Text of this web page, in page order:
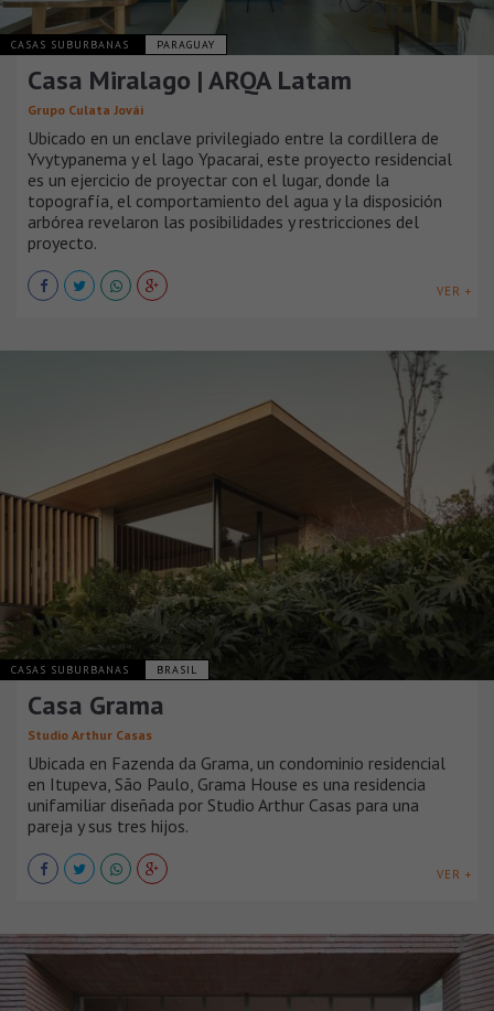
CASAS SUBURBANAS PARAGUAY
Casa Miralago | ARQA Latam
Grupo Culata Jovái
Ubicado en un enclave privilegiado entre la cordillera de
Yvytypanema y el lago Ypacarai, este proyecto residencial
es un ejercicio de proyectar con el lugar, donde la
topografía, el comportamiento del agua y la disposición
arbórea revelaron las posibilidades y restricciones del
proyecto.
VER +
CASAS SUBURBANAS BRASIL
Casa Grama
Studio Arthur Casas
Ubicada en Fazenda da Grama, un condominio residencial
en Itupeva, São Paulo, Grama House es una residencia
unifamiliar diseñada por Studio Arthur Casas para una
pareja y sus tres hijos.
VER +